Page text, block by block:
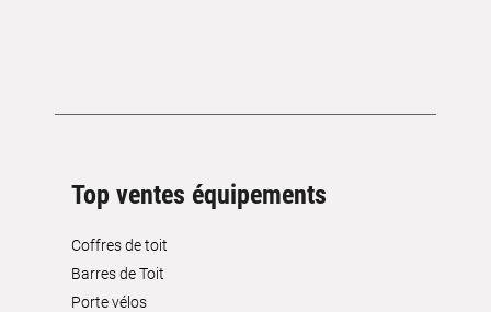
Top ventes équipements
Coffres de toit
Barres de Toit
Porte vélos